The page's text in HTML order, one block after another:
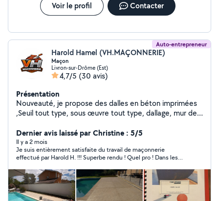
Voir le profil Contacter
Auto-entrepreneur
Harold Hamel (VH.MAÇONNERIE)
Maçon
Livron-sur-Drôme (Est)
4,7/5 (30 avis)
Présentation
Nouveauté, je propose des dalles en béton imprimées
,Seuil tout type, sous œuvre tout type, dallage, mur de
couverture,terrasse bois, abri de jardin etc travaux
entretien espaces verts équipé Minipelle,bennes 3,6 et
10 m3 Rc pro , je met un point d'honneur pour satisfaire
mes clients, travail de qualité
Dernier avis laissé par Christine : 5/5
Il y a 2 mois
Je suis entièrement satisfaite du travail de maçonnerie
effectué par Harold H. !!! Superbe rendu ! Quel pro ! Dans les
vivement tout en souhaitant qu’il ne soit pas trop pris, car j’ai
encore du travail à lui demander 😅 A employer les yeux
fermés.